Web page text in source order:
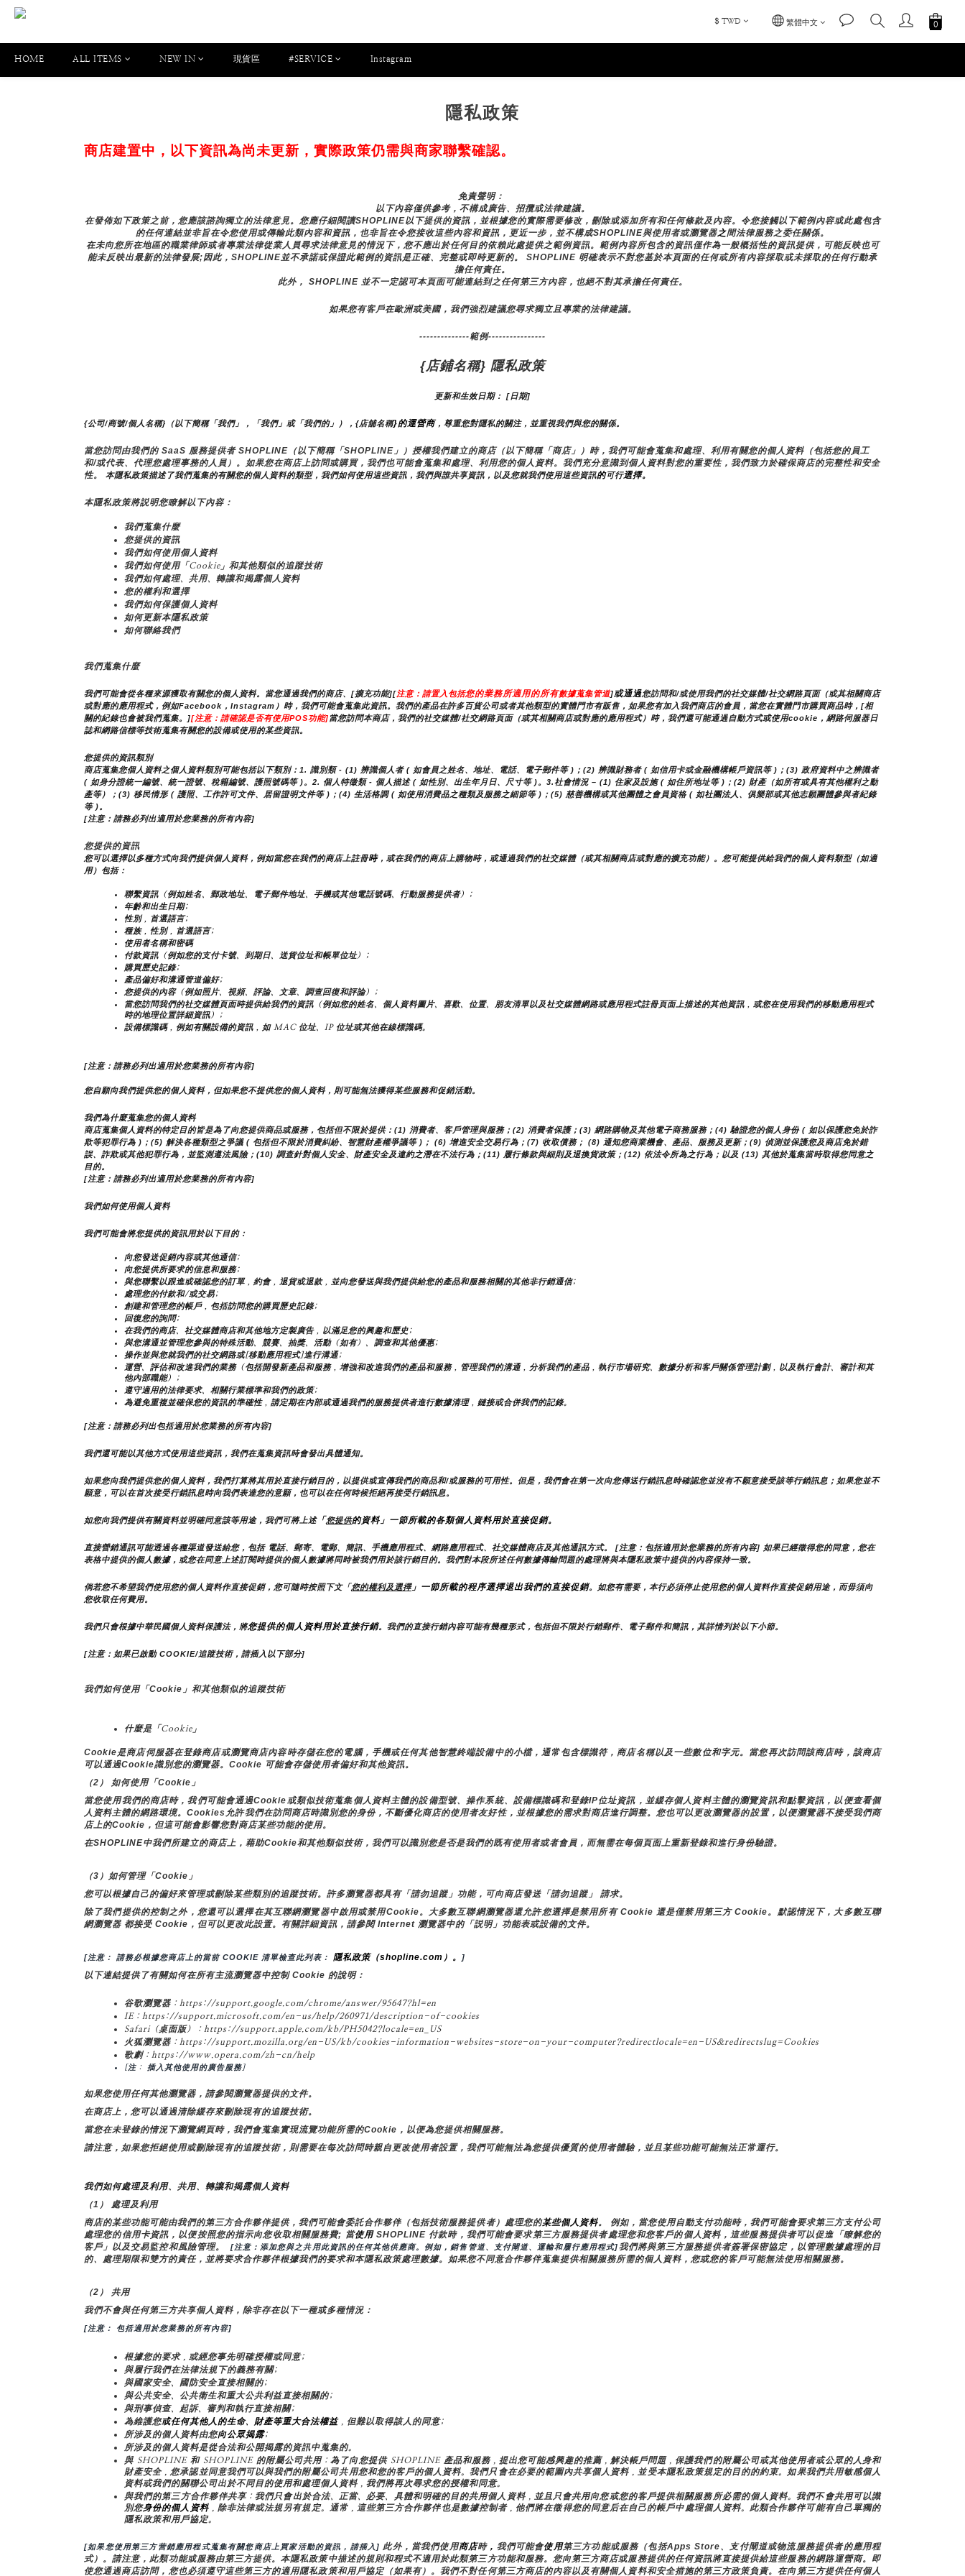
$ TWD 繁體中文
HOME ALL ITEMS NEW IN 現貨區 #SERVICE Instagram
隱私政策
商店建置中，以下資訊為尚未更新，實際政策仍需與商家聯繫確認。
免責聲明：
以下內容僅供參考，不構成廣告、招攬或法律建議。
在發佈如下政策之前，您應該諮詢獨立的法律意見。您應仔細閱讀SHOPLINE以下提供的資訊，並根據您的實際需要修改，刪除或添加所有和任何條款及內容。令您接觸以下範例內容或此處包含
的任何連結並非旨在令您使用或傳輸此類內容和資訊，也非旨在令您接收這些內容和資訊，更近一步，並不構成SHOPLINE與使用者或瀏覽器之間法律服務之委任關係。
在未向您所在地區的職業律師或者專業法律從業人員尋求法律意見的情況下，您不應出於任何目的依賴此處提供之範例資訊。範例內容所包含的資訊僅作為一般概括性的資訊提供，可能反映也可
能未反映出最新的法律發展;因此，SHOPLINE並不承諾或保證此範例的資訊是正確、完整或即時更新的。 SHOPLINE 明確表示不對您基於本頁面的任何或所有內容採取或未採取的任何行動承
擔任何責任。
此外， SHOPLINE 並不一定認可本頁面可能連結到之任何第三方內容，也絕不對其承擔任何責任。
如果您有客戶在歐洲或美國，我們強烈建議您尋求獨立且專業的法律建議。
--------------範例----------------
{店鋪名稱} 隱私政策
更新和生效日期： [日期]
{公司/商號/個人名稱}（以下簡稱「我們」，「我們」或「我們的」），{店舖名稱}的運營商，尊重您對隱私的關注，並重視我們與您的關係。
當您訪問由我們的 SaaS 服務提供者 SHOPLINE（以下簡稱「SHOPLINE」）授權我們建立的商店（以下簡稱「商店」）時，我們可能會蒐集和處理、利用有關您的個人資料（包括您的員工
和/或代表、代理您處理事務的人員）。如果您在商店上訪問或購買，我們也可能會蒐集和處理、利用您的個人資料。我們充分意識到個人資料對您的重要性，我們致力於確保商店的完整性和安全
性。
本隱私政策描述了我們蒐集的有關您的個人資料的類型，我們如何使用這些資訊，我們與誰共享資訊，以及您就我們使用這些資訊的可行選擇。
本隱私政策將説明您瞭解以下內容：
我們蒐集什麼
您提供的資訊
我們如何使用個人資料
我們如何使用「Cookie」和其他類似的追蹤技術
我們如何處理、共用、轉讓和揭露個人資料
您的權利和選擇
我們如何保護個人資料
如何更新本隱私政策
如何聯絡我們
我們蒐集什麼
我們可能會從各種來源獲取有關您的個人資料。當您通過我們的商店、[擴充功能][注意：請置入包括您的業務所適用的所有數據蒐集管道]或通過您訪問和/或使用我們的社交媒體/社交網路頁面（或其相關商店
或對應的應用程式，例如Facebook，Instagram）時，我們可能會蒐集此資訊。我們的產品在許多百貨公司或者其他類型的實體門市有販售，如果您有加入我們商店的會員，當您在實體門市購買商品時，[相
關的紀錄也會被我們蒐集。][注意：請確認是否有使用POS功能]當您訪問本商店，我們的社交媒體/社交網路頁面（或其相關商店或對應的應用程式）時，我們還可能通過自動方式或使用cookie，網路伺服器日
誌和網路信標等技術蒐集有關您的設備或使用的某些資訊。
您提供的資訊類別
商店蒐集您個人資料之個人資料類別可能包括以下類別：1. 識別類 - (1) 辨識個人者 ( 如會員之姓名、地址、電話、電子郵件等 )；(2) 辨識財務者 ( 如信用卡或金融機構帳戶資訊等 )；(3) 政府資料中之辨識者
( 如身分證統一編號、統一證號、稅籍編號、護照號碼等 )。2. 個人特徵類 - 個人描述 ( 如性別、出生年月日、尺寸等 )。3.社會情況 – (1) 住家及設施 ( 如住所地址等 )；(2) 財產（如所有或具有其他權利之動
產等）；(3) 移民情形 ( 護照、工作許可文件、居留證明文件等 )；(4) 生活格調 ( 如使用消費品之種類及服務之細節等 )；(5) 慈善機構或其他團體之會員資格 ( 如社團法人、俱樂部或其他志願團體參與者紀錄
等 )。
[注意：請務必列出適用於您業務的所有內容]
您提供的資訊
您可以選擇以多種方式向我們提供個人資料，例如當您在我們的商店上註冊時，或在我們的商店上購物時，或通過我們的社交媒體（或其相關商店或對應的擴充功能）。您可能提供給我們的個人資料類型（如適
用）包括：
聯繫資訊（例如姓名、郵政地址、電子郵件地址、手機或其他電話號碼、行動服務提供者）;
年齡和出生日期;
性別，首選語言;
種族，性別，首選語言;
使用者名稱和密碼
付款資訊（例如您的支付卡號、到期日、送貨位址和帳單位址）;
購買歷史記錄;
產品偏好和溝通管道偏好;
您提供的內容（例如照片、視頻、評論、文章、調查回復和評論）;
當您訪問我們的社交媒體頁面時提供給我們的資訊（例如您的姓名、個人資料圖片、喜歡、位置、朋友清單以及社交媒體網路或應用程式註冊頁面上描述的其他資訊，或您在使用我們的移動應用程式
時的地理位置詳細資訊）;
設備標識碼，例如有關設備的資訊，如 MAC 位址、IP 位址或其他在線標識碼。
[注意：請務必列出適用於您業務的所有內容]
您自願向我們提供您的個人資料，但如果您不提供您的個人資料，則可能無法獲得某些服務和促銷活動。
我們為什麼蒐集您的個人資料
商店蒐集個人資料的特定目的皆是為了向您提供商品或服務，包括但不限於提供：(1) 消費者、客戶管理與服務；(2) 消費者保護；(3) 網路購物及其他電子商務服務；(4) 驗證您的個人身份 ( 如以保護您免於詐
欺等犯罪行為 )；(5) 解決各種類型之爭議 ( 包括但不限於消費糾紛、智慧財產權爭議等 )； (6) 增進安全交易行為；(7) 收取債務； (8) 通知您商業機會、產品、服務及更新；(9) 偵測並保護您及商店免於錯
誤、詐欺或其他犯罪行為，並監測遵法風險；(10) 調查針對個人安全、財產安全及違約之潛在不法行為；(11) 履行條款與細則及退換貨政策；(12) 依法令所為之行為；以及 (13) 其他於蒐集當時取得您同意之
目的。
[注意：請務必列出適用於您業務的所有內容]
我們如何使用個人資料
我們可能會將您提供的資訊用於以下目的：
向您發送促銷內容或其他通信;
向您提供所要求的信息和服務;
與您聯繫以跟進或確認您的訂單，約會，退貨或退款，並向您發送與我們提供給您的產品和服務相關的其他非行銷通信;
處理您的付款和/或交易;
創建和管理您的帳戶，包括訪問您的購買歷史記錄;
回復您的詢問;
在我們的商店、社交媒體商店和其他地方定製廣告，以滿足您的興趣和歷史;
與您溝通並管理您參與的特殊活動、競賽、抽獎、活動（如有）、調查和其他優惠;
操作並與您就我們的社交網路或[移動應用程式]進行溝通;
運營、評估和改進我們的業務（包括開發新產品和服務，增強和改進我們的產品和服務，管理我們的溝通，分析我們的產品，執行市場研究、數據分析和客戶關係管理計劃，以及執行會計、審計和其
他內部職能）;
遵守適用的法律要求、相關行業標準和我們的政策;
為避免重複並確保您的資訊的準確性，請定期在內部或通過我們的服務提供者進行數據清理，鏈接或合併我們的記錄。
[注意：請務必列出包括適用於您業務的所有內容]
我們還可能以其他方式使用這些資訊，我們在蒐集資訊時會發出具體通知。
如果您向我們提供您的個人資料，我們打算將其用於直接行銷目的，以提供或宣傳我們的商品和/或服務的可用性。但是，我們會在第一次向您傳送行銷訊息時確認您並沒有不願意接受該等行銷訊息；如果您並不
願意，可以在首次接受行銷訊息時向我們表達您的意願，也可以在任何時候拒絕再接受行銷訊息。
如您向我們提供有關資料並明確同意該等用途，我們可將上述「 您提供的資料」一節所載的各類個人資料用於直接促銷。
直接營銷通訊可能透過各種渠道發送給您，包括 電話、郵寄、電郵、簡訊、手機應用程式、網路應用程式、社交媒體商店及其他通訊方式。 [注意：包括適用於您業務的所有內容] 如果已經徵得您的同意，您在
表格中提供的個人數據，或您在同意上述訂閱時提供的個人數據將同時被我們用於該行銷目的。我們對本段所述任何數據傳輸問題的處理將與本隱私政策中提供的內容保持一致。
倘若您不希望我們使用您的個人資料作直接促銷，您可隨時按照下文「您的權利及選擇」一節所載的程序選擇退出我們的直接促銷。如您有需要，本行必須停止使用您的個人資料作直接促銷用途，而毋須向
您收取任何費用。
我們只會根據中華民國個人資料保護法，將您提供的個人資料用於直接行銷。我們的直接行銷內容可能有幾種形式，包括但不限於行銷郵件、電子郵件和簡訊，其詳情列於以下小節。
[注意：如果已啟動 COOKIE/追蹤技術，請插入以下部分]
我們如何使用「Cookie」和其他類似的追蹤技術
什麼是「Cookie」
Cookie是商店伺服器在登錄商店或瀏覽商店內容時存儲在您的電腦，手機或任何其他智慧終端設備中的小檔，通常包含標識符，商店名稱以及一些數位和字元。當您再次訪問該商店時，該商店
可以通過Cookie識別您的瀏覽器。Cookie 可能會存儲使用者偏好和其他資訊。
（2） 如何使用「Cookie」
當您使用我們的商店時，我們可能會通過Cookie或類似技術蒐集個人資料主體的設備型號、操作系統、設備標識碼和登錄IP位址資訊，並緩存個人資料主體的瀏覽資訊和點擊資訊，以便查看個
人資料主體的網路環境。Cookies允許我們在訪問商店時識別您的身份，不斷優化商店的使用者友好性，並根據您的需求對商店進行調整。您也可以更改瀏覽器的設置，以便瀏覽器不接受我們商
店上的Cookie，但這可能會影響您對商店某些功能的使用。
在SHOPLINE中我們所建立的商店上，藉助Cookie和其他類似技術，我們可以識別您是否是我們的既有使用者或者會員，而無需在每個頁面上重新登錄和進行身份驗證。
（3）如何管理「Cookie」
您可以根據自己的偏好來管理或刪除某些類別的追蹤技術。許多瀏覽器都具有「請勿追蹤」功能，可向商店發送「請勿追蹤」 請求。
除了我們提供的控制之外，您還可以選擇在其互聯網瀏覽器中啟用或禁用Cookie。大多數互聯網瀏覽器還允許您選擇是禁用所有 Cookie 還是僅禁用第三方 Cookie。默認情況下，大多數互聯
網瀏覽器 都接受 Cookie，但可以更改此設置。有關詳細資訊，請參閱 Internet 瀏覽器中的「説明」功能表或設備的文件。
[注意： 請務必根據您商店上的當前 COOKIE 清單檢查此列表： 隱私政策（shopline.com）。 ]
以下連結提供了有關如何在所有主流瀏覽器中控制 Cookie 的說明：
谷歌瀏覽器：https://support.google.com/chrome/answer/95647?hl=en
IE：https://support.microsoft.com/en-us/help/260971/description-of-cookies
Safari（桌面版）：https://support.apple.com/kb/PH5042?locale=en_US
火狐瀏覽器：https://support.mozilla.org/en-US/kb/cookies-information-websites-store-on-your-computer?redirectlocale=en-US&redirectslug=Cookies
歌劇：https://www.opera.com/zh-cn/help
[注： 插入其他使用的廣告服務]
如果您使用任何其他瀏覽器，請參閱瀏覽器提供的文件。
在商店上，您可以通過清除緩存來刪除現有的追蹤技術。
當您在未登錄的情況下瀏覽網頁時，我們會蒐集實現流覽功能所需的Cookie，以便為您提供相關服務。
請注意，如果您拒絕使用或刪除現有的追蹤技術，則需要在每次訪問時親自更改使用者設置，我們可能無法為您提供優質的使用者體驗，並且某些功能可能無法正常運行。
我們如何處理及利用、共用、轉讓和揭露個人資料
（1） 處理及利用
商店的某些功能可能由我們的第三方合作夥伴提供，我們可能會委託合作夥伴（包括技術服務提供者）處理您的某些個人資料。 例如，當您使用自動支付功能時，我們可能會要求第三方支付公司
處理您的信用卡資訊，以便按照您的指示向您收取相關服務費; 當使用 SHOPLINE 付款時，我們可能會要求第三方服務提供者處理您和您客戶的個人資料，這些服務提供者可以促進「瞭解您的
客戶」以及交易監控和風險管理。
[注意：添加您與之共用此資訊的任何其他供應商。例如，銷售管道、支付閘道、運輸和履行應用程式]我們將與第三方服務提供者簽署保密協定，以管理數據處理的目
的、處理期限和雙方的責任，並將要求合作夥伴根據我們的要求和本隱私政策處理數據。如果您不同意合作夥伴蒐集提供相關服務所需的個人資料，您或您的客戶可能無法使用相關服務。
（2） 共用
我們不會與任何第三方共享個人資料，除非存在以下一種或多種情況：
[注意： 包括適用於您業務的所有內容]
根據您的要求，或經您事先明確授權或同意;
與履行我們在法律法規下的義務有關;
與國家安全、國防安全直接相關的;
與公共安全、公共衛生和重大公共利益直接相關的;
與刑事偵查、起訴、審判和執行直接相關;
為維護您或任何其他人的生命、財產等重大合法權益，但難以取得該人的同意;
所涉及的個人資料由您向公眾揭露;
所涉及的個人資料是從合法和公開揭露的資訊中蒐集的。
與 SHOPLINE 和 SHOPLINE 的附屬公司共用：為了向您提供 SHOPLINE 產品和服務，提出您可能感興趣的推薦，解決帳戶問題，保護我們的附屬公司或其他使用者或公眾的人身和
財產安全，您承認並同意我們可以與我們的附屬公司共用您和您的客戶的個人資料。我們只會在必要的範圍內共享個人資料，並受本隱私政策規定的目的的約束。如果我們共用敏感個人
資料或我們的關聯公司出於不同目的使用和處理個人資料，我們將再次尋求您的授權和同意。
與我們的第三方合作夥伴共享：我們只會出於合法、正當、必要、具體和明確的目的共用個人資料，並且只會共用向您或您的客戶提供相關服務所必需的個人資料。我們不會共用可以識
別您身份的個人資料，除非法律或法規另有規定。通常，這些第三方合作夥伴也是數據控制者，他們將在徵得您的同意后在自己的帳戶中處理個人資料。此類合作夥伴可能有自己單獨的
隱私政策和用戶協定。
[如果您使用第三方营銷應用程式蒐集有關您商店上買家活動的資訊，請插入] 此外，當我們使用商店時， 我們可能會使用第三方功能或服務（包括Apps Store、支付閘道或物流服務提供者的應用程
式）。請注意，此類功能或服務由第三方提供。本隱私政策中描述的規則和程式不適用於此類第三方功能和服務。您向第三方商店或服務提供的任何資訊將直接提供給這些服務的網路運營商。即
使您通過商店訪問，您也必須遵守這些第三方的適用隱私政策和用戶協定（如果有）。我們不對任何第三方商店的內容以及有關個人資料和安全措施的第三方政策負責。在向第三方提供任何個人